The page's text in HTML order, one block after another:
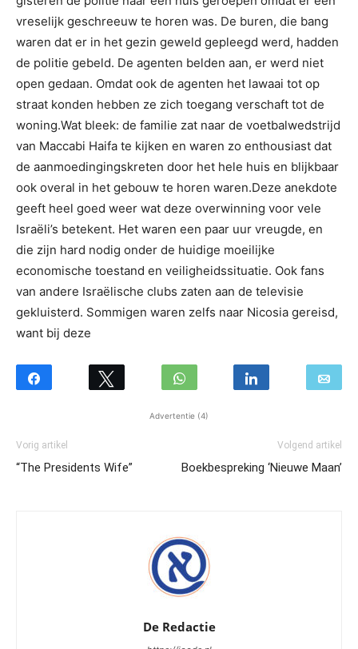
vreselijk geschreeuw te horen was. De buren, die bang
waren dat er in het gezin geweld gepleegd werd, hadden
de politie gebeld. De agenten belden aan, er werd niet
open gedaan. Omdat ook de agenten het lawaai tot op
straat konden hebben ze zich toegang verschaft tot de
woning.Wat bleek: de familie zat naar de voetbalwedstrijd
van Maccabi Haifa te kijken en waren zo enthousiast dat
de aanmoedingingskreten door het hele huis en blijkbaar
ook overal in het gebouw te horen waren.Deze anekdote
geeft heel goed weer wat deze overwinning voor vele
Israëli’s betekent. Het waren een paar uur vreugde, en
die zijn hard nodig onder de huidige moeilijke
economische toestand en veiligheidssituatie. Ook fans
van andere Israëlische clubs zaten aan de televisie
gekluisterd. Sommigen waren zelfs naar Nicosia gereisd,
want bij deze
Advertentie (4)
Vorig artikel
“The Presidents Wife”
Volgend artikel
Boekbespreking ‘Nieuwe Maan’
De Redactie